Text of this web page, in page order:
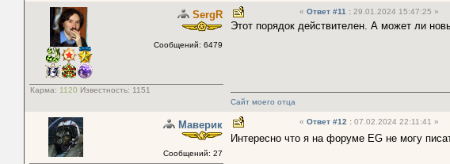
SergR
Сообщений: 6479
Карма: 1120 Известность: 1151
« Ответ #11 : 29.01.2024 15:47:25 »
Этот порядок действителен. А может ли
Сайт моего отца
Маверик
Сообщений: 27
« Ответ #12 : 07.02.2024 22:11:41 »
Интересно что я на форуме EG не могу